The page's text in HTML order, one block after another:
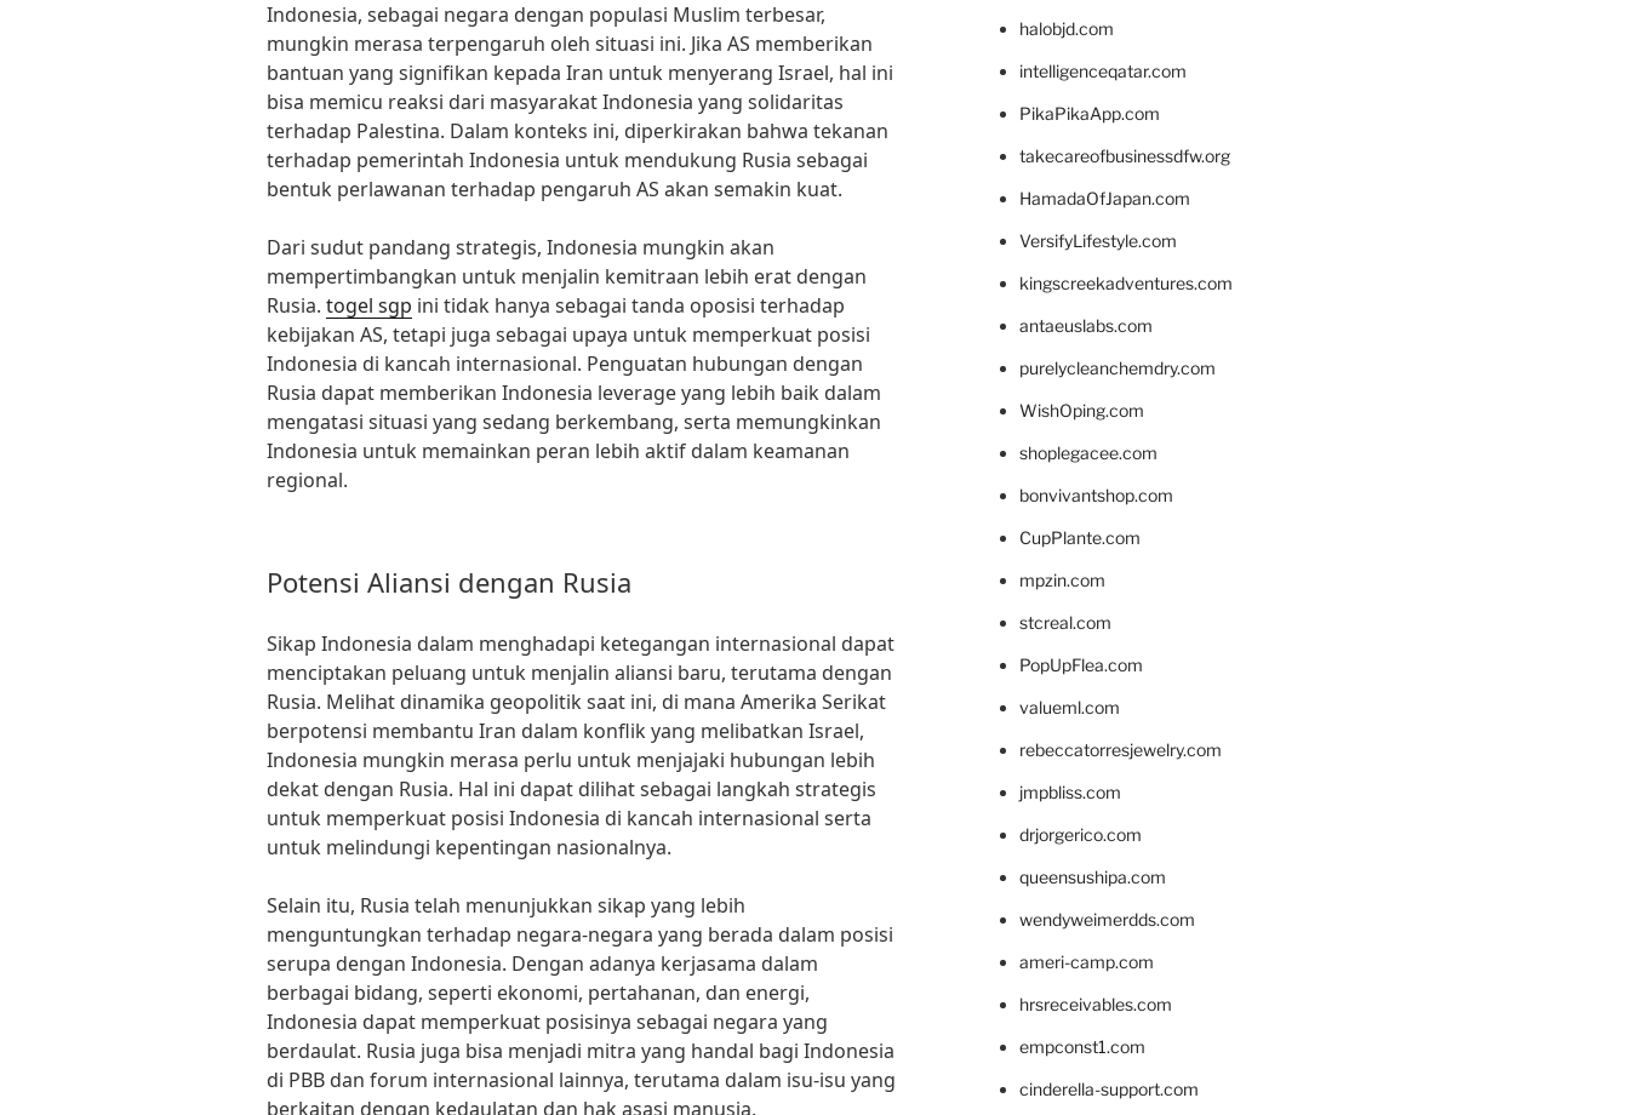
Indonesia, sebagai negara dengan populasi Muslim terbesar,
mungkin merasa terpengaruh oleh situasi ini. Jika AS memberikan
bantuan yang signifikan kepada Iran untuk menyerang Israel, hal ini
bisa memicu reaksi dari masyarakat Indonesia yang solidaritas
terhadap Palestina. Dalam konteks ini, diperkirakan bahwa tekanan
terhadap pemerintah Indonesia untuk mendukung Rusia sebagai
bentuk perlawanan terhadap pengaruh AS akan semakin kuat.
Dari sudut pandang strategis, Indonesia mungkin akan
mempertimbangkan untuk menjalin kemitraan lebih erat dengan
Rusia. togel sgp ini tidak hanya sebagai tanda oposisi terhadap
kebijakan AS, tetapi juga sebagai upaya untuk memperkuat posisi
Indonesia di kancah internasional. Penguatan hubungan dengan
Rusia dapat memberikan Indonesia leverage yang lebih baik dalam
mengatasi situasi yang sedang berkembang, serta memungkinkan
Indonesia untuk memainkan peran lebih aktif dalam keamanan
regional.
Potensi Aliansi dengan Rusia
Sikap Indonesia dalam menghadapi ketegangan internasional dapat
menciptakan peluang untuk menjalin aliansi baru, terutama dengan
Rusia. Melihat dinamika geopolitik saat ini, di mana Amerika Serikat
berpotensi membantu Iran dalam konflik yang melibatkan Israel,
Indonesia mungkin merasa perlu untuk menjajaki hubungan lebih
dekat dengan Rusia. Hal ini dapat dilihat sebagai langkah strategis
untuk memperkuat posisi Indonesia di kancah internasional serta
untuk melindungi kepentingan nasionalnya.
Selain itu, Rusia telah menunjukkan sikap yang lebih
menguntungkan terhadap negara-negara yang berada dalam posisi
serupa dengan Indonesia. Dengan adanya kerjasama dalam
berbagai bidang, seperti ekonomi, pertahanan, dan energi,
Indonesia dapat memperkuat posisinya sebagai negara yang
berdaulat. Rusia juga bisa menjadi mitra yang handal bagi Indonesia
di PBB dan forum internasional lainnya, terutama dalam isu-isu yang
berkaitan dengan kedaulatan dan hak asasi manusia.
halobjd.com
intelligenceqatar.com
PikaPikaApp.com
takecareofbusinessdfw.org
HamadaOfJapan.com
VersifyLifestyle.com
kingscreekadventures.com
antaeuslabs.com
purelycleanchemdry.com
WishOping.com
shoplegacee.com
bonvivantshop.com
CupPlante.com
mpzin.com
stcreal.com
PopUpFlea.com
valueml.com
rebeccatorresjewelry.com
jmpbliss.com
drjorgerico.com
queensushipa.com
wendyweimerdds.com
ameri-camp.com
hrsreceivables.com
empconst1.com
cinderella-support.com